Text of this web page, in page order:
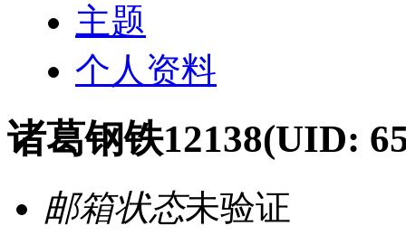
主题
个人资料
诸葛钢铁12138(UID:
邮箱状态未验证